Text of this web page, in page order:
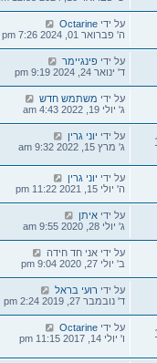
על ידי Octarine
ה' פברואר 01, 2024 7:26 pm
על ידי פינגיימר
ד' ינואר 24, 2024 9:19 pm
על ידי משתמש חדש
ג' יולי 19, 2022 4:43 am
על ידי יוני גרין
ג' מרץ 15, 2022 9:32 am
על ידי יוני גרין
ה' יולי 15, 2021 11:22 pm
על ידי איתן
ג' יולי 28, 2020 9:55 am
על ידי אני חד חידה
ב' יולי 27, 2020 9:04 pm
על ידי רועי בראל
ד' נובמבר 27, 2019 2:24 pm
על ידי Octarine
ו' יולי 14, 2017 11:15 pm